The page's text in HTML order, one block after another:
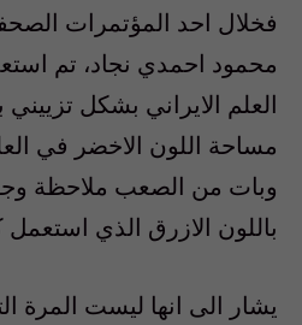
فخلال احد المؤتمرات
محمود احمدي نجاد، تم
العلم الايراني بشكل
مساحة اللون الاخضر في
وبات من الصعب ملاحظة
باللون الازرق الذي استعمل
يشار الى انها ليست المرة